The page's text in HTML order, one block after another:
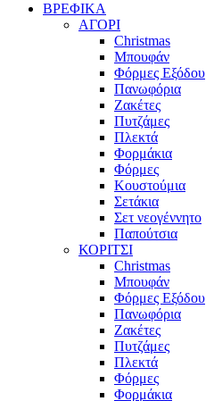
ΒΡΕΦΙΚΑ
ΑΓΟΡΙ
Christmas
Μπουφάν
Φόρμες Εξόδου
Πανωφόρια
Ζακέτες
Πυτζάμες
Πλεκτά
Φορμάκια
Φόρμες
Κουστούμια
Σετάκια
Σετ νεογέννητο
Παπούτσια
ΚΟΡΙΤΣΙ
Christmas
Μπουφάν
Φόρμες Εξόδου
Πανωφόρια
Ζακέτες
Πυτζάμες
Πλεκτά
Φόρμες
Φορμάκια